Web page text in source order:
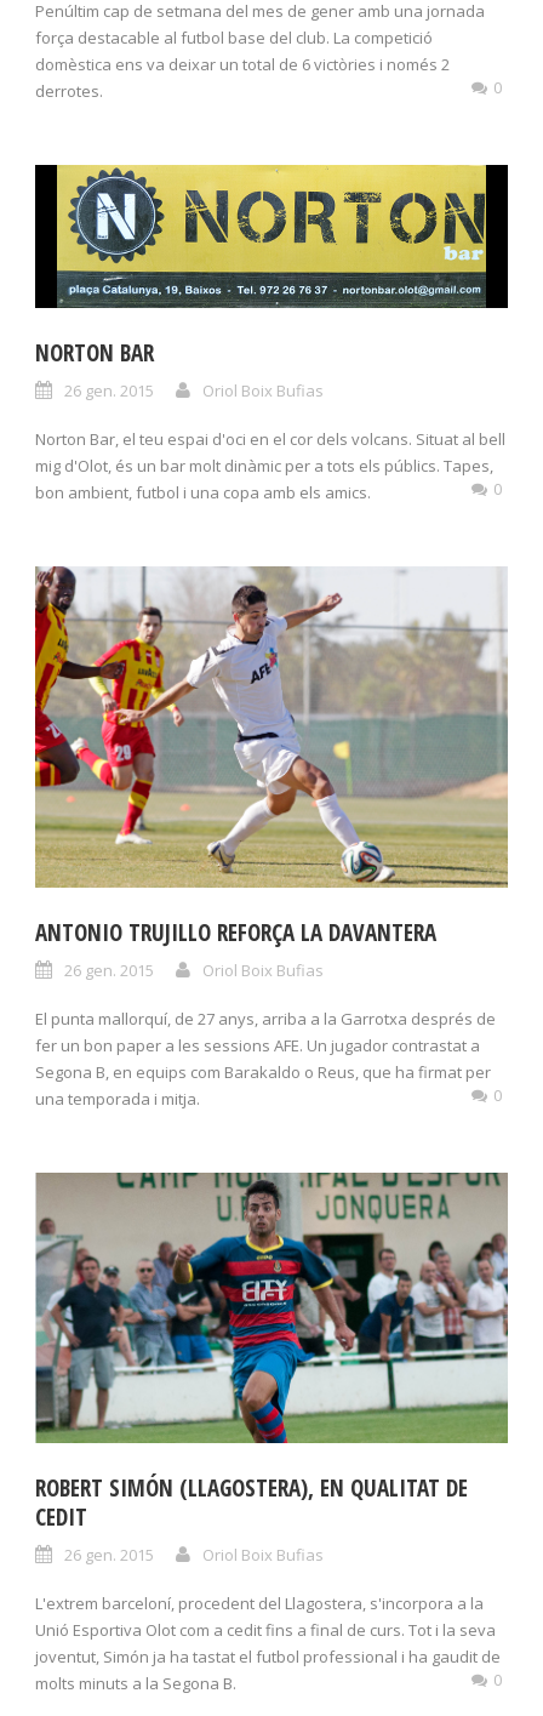
Penúltim cap de setmana del mes de gener amb una jornada
força destacable al futbol base del club. La competició
domèstica ens va deixar un total de 6 victòries i només 2
derrotes.
0
NORTON BAR
26 gen. 2015 Oriol Boix Bufias
Norton Bar, el teu espai d'oci en el cor dels volcans. Situat al bell
mig d'Olot, és un bar molt dinàmic per a tots els públics. Tapes,
bon ambient, futbol i una copa amb els amics.
0
ANTONIO TRUJILLO REFORÇA LA DAVANTERA
26 gen. 2015 Oriol Boix Bufias
El punta mallorquí, de 27 anys, arriba a la Garrotxa després de
fer un bon paper a les sessions AFE. Un jugador contrastat a
Segona B, en equips com Barakaldo o Reus, que ha firmat per
una temporada i mitja.
0
ROBERT SIMÓN (LLAGOSTERA), EN QUALITAT DE
CEDIT
26 gen. 2015 Oriol Boix Bufias
L'extrem barceloní, procedent del Llagostera, s'incorpora a la
Unió Esportiva Olot com a cedit fins a final de curs. Tot i la seva
joventut, Simón ja ha tastat el futbol professional i ha gaudit de
molts minuts a la Segona B.
0